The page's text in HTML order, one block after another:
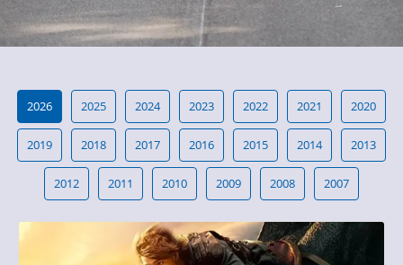
2026 2025 2024 2023 2022 2021 2020
2019 2018 2017 2016 2015 2014 2013
2012 2011 2010 2009 2008 2007